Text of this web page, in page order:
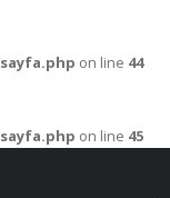
on line 44
on line 45